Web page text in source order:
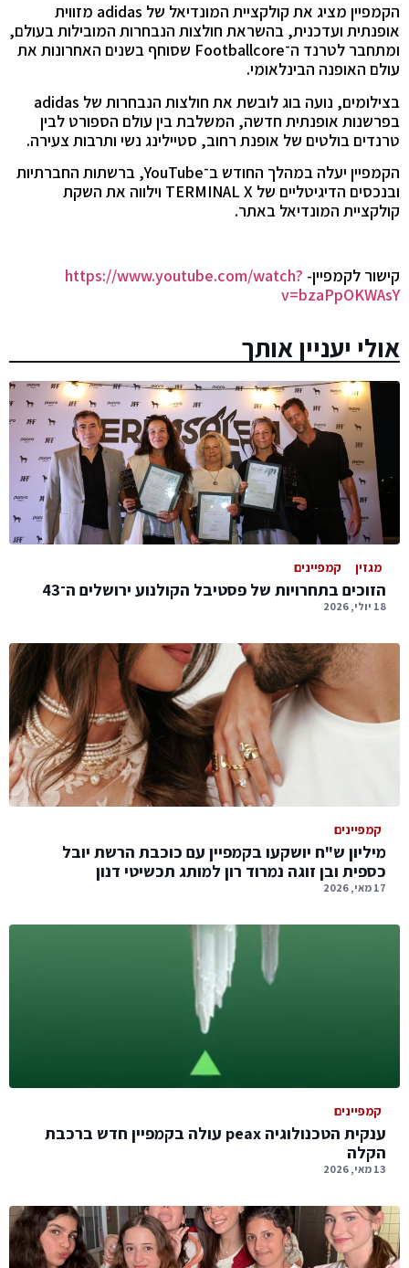
הקמפיין מציג את קולקציית המונדיאל של adidas מזווית
אופנתית ועדכנית, בהשראת חולצות הנבחרות המובילות בעולם,
ומתחבר לטרנד ה־Footballcore שסוחף בשנים האחרונות את
עולם האופנה הבינלאומי.
בצילומים, נועה בוג לובשת את חולצות הנבחרות של adidas
בפרשנות אופנתית חדשה, המשלבת בין עולם הספורט לבין
טרנדים בולטים של אופנת רחוב, סטיילינג נשי ותרבות צעירה.
הקמפיין יעלה במהלך החודש ב־YouTube, ברשתות החברתיות
ובנכסים הדיגיטליים של TERMINAL X וילווה את השקת
קולקציית המונדיאל באתר.
קישור לקמפיין- https://www.youtube.com/watch?
v=bzaPpOKWAsY
אולי יעניין אותך
מגזין קמפיינים
הזוכים בתחרויות של פסטיבל הקולנוע ירושלים ה־43
18 יולי, 2026
קמפיינים
מיליון ש"ח יושקעו בקמפיין עם כוכבת הרשת יובל
כספית ובן זוגה נמרוד רון למותג תכשיטי דנון
17 מאי, 2026
קמפיינים
ענקית הטכנולוגיה peax עולה בקמפיין חדש ברכבת
הקלה
13 מאי, 2026